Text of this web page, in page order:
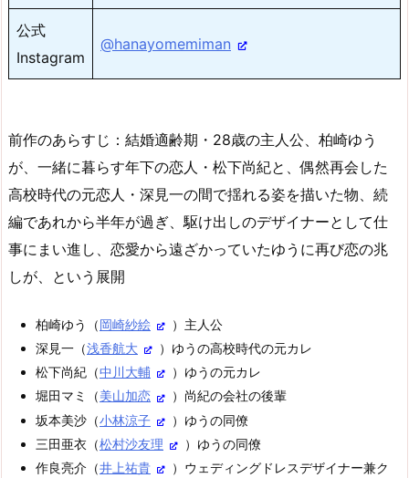
公式
Instagram
@hanayomemiman
前作のあらすじ：結婚適齢期・28歳の主人公、柏崎ゆう
が、一緒に暮らす年下の恋人・松下尚紀と、偶然再会した
高校時代の元恋人・深見一の間で揺れる姿を描いた物、続
編であれから半年が過ぎ、駆け出しのデザイナーとして仕
事にまい進し、恋愛から遠ざかっていたゆうに再び恋の兆
しが、という展開
柏崎ゆう（岡崎紗絵
）主人公
深見一（浅香航大
）ゆうの高校時代の元カレ
松下尚紀（中川大輔
）ゆうの元カレ
堀田マミ（美山加恋
）尚紀の会社の後輩
坂本美沙（小林涼子
）ゆうの同僚
三田亜衣（松村沙友理
）ゆうの同僚
作良亮介（井上祐貴 ）ウェディングドレスデザイナー兼ク